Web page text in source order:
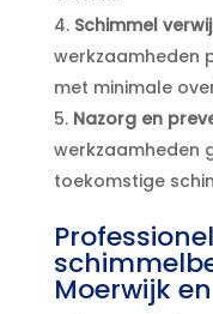
Schimmel
werkzaamheden
met minimale
Nazorg en
werkzaamheden
toekomstige
Moerwijk